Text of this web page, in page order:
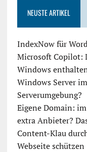
NEUSTE ARTIKEL
IndexNow für
Microsoft Copilot:
Windows
Windows Server
Serverumgebung?
Eigene Domain:
extra Anbieter?
Content-Klau
Webseite schützen